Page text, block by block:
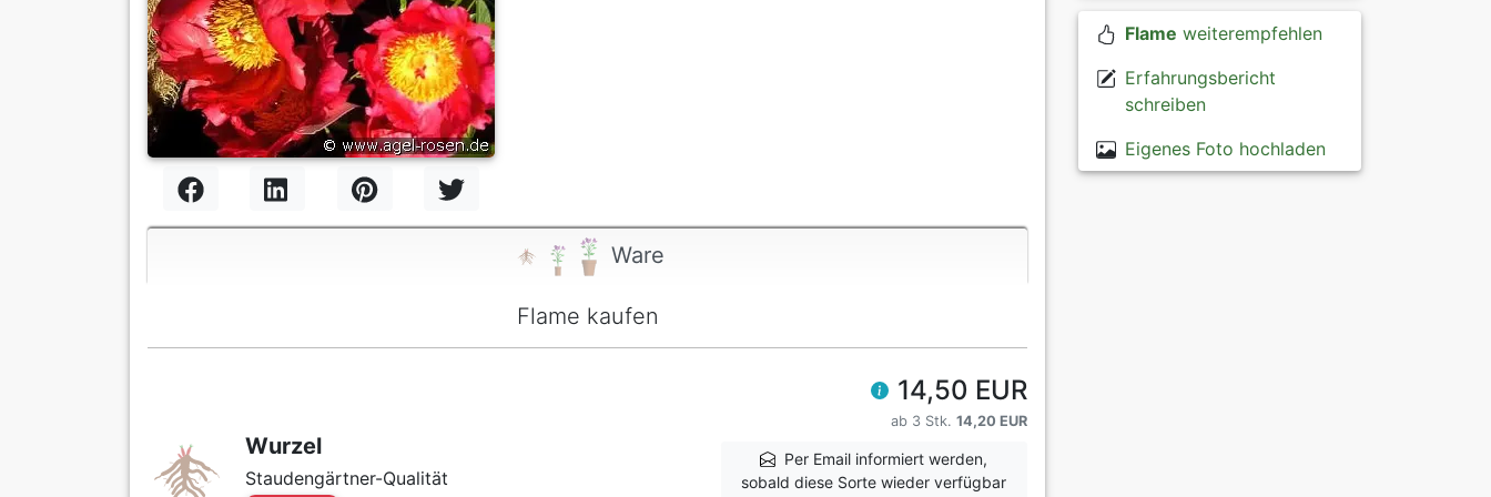
Ware
Flame kaufen
Wurzel
Staudengärtner-Qualität
14,50 EUR
ab 3 Stk. 14,20 EUR
Per Email informiert werden,
sobald diese Sorte wieder verfügbar
Flame weiterempfehlen
Erfahrungsbericht
schreiben
Eigenes Foto hochladen